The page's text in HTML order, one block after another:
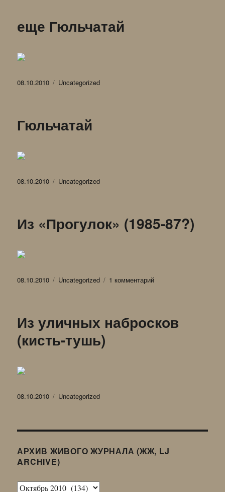
еще Гюльчатай
Опубликовано
08.10.2010 Рубрики
Uncategorized
Гюльчатай
Опубликовано
08.10.2010 Рубрики
Uncategorized
Из «Прогулок» (1985-87?)
Опубликовано
08.10.2010 Рубрики
Uncategorized 1 комментарийк
(1985-
Из уличных набросков
(кисть-тушь)
Опубликовано
08.10.2010 Рубрики
Uncategorized
АРХИВ ЖИВОГО ЖУРНАЛА (ЖЖ, LJ
ARCHIVE)
Архив